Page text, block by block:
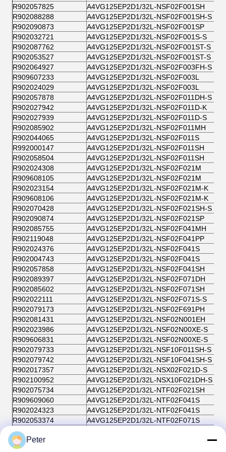
R902057825
A4VG125EP2D1/32L-NSF02F001SH
R902088288
A4VG125EP2D1/32L-NSF02F001SH-S
R902090873
A4VG125EP2D1/32L-NSF02F001SP
R902032721
A4VG125EP2D1/32L-NSF02F001S-S
R902087762
A4VG125EP2D1/32L-NSF02F001ST-S
R902053527
A4VG125EP2D1/32L-NSF02F001ST-S
R902064927
A4VG125EP2D1/32L-NSF02F003FH-S
R909607233
A4VG125EP2D1/32L-NSF02F003L
R902024029
A4VG125EP2D1/32L-NSF02F003L
R902057878
A4VG125EP2D1/32L-NSF02F011DH-S
R902027942
A4VG125EP2D1/32L-NSF02F011D-K
R902027939
A4VG125EP2D1/32L-NSF02F011D-S
R902085902
A4VG125EP2D1/32L-NSF02F011MH
R902044065
A4VG125EP2D1/32L-NSF02F011S
R992000147
A4VG125EP2D1/32L-NSF02F011SH
R902058504
A4VG125EP2D1/32L-NSF02F011SH
R902024308
A4VG125EP2D1/32L-NSF02F021M
R909608105
A4VG125EP2D1/32L-NSF02F021M
R902023154
A4VG125EP2D1/32L-NSF02F021M-K
R909608106
A4VG125EP2D1/32L-NSF02F021M-K
R902070428
A4VG125EP2D1/32L-NSF02F021SH-S
R902090874
A4VG125EP2D1/32L-NSF02F021SP
R902085755
A4VG125EP2D1/32L-NSF02F041MH
R902119048
A4VG125EP2D1/32L-NSF02F041PP
R902024376
A4VG125EP2D1/32L-NSF02F041S
R902004743
A4VG125EP2D1/32L-NSF02F041S
R902057858
A4VG125EP2D1/32L-NSF02F041SH
R902089397
A4VG125EP2D1/32L-NSF02F071DH
R902085602
A4VG125EP2D1/32L-NSF02F071SH
R902022111
A4VG125EP2D1/32L-NSF02F071S-S
R902079173
A4VG125EP2D1/32L-NSF02F691PH
R902081431
A4VG125EP2D1/32L-NSF02N001EH
R902023986
A4VG125EP2D1/32L-NSF02N00XE-S
R909606831
A4VG125EP2D1/32L-NSF02N00XE-S
R902079733
A4VG125EP2D1/32L-NSF10F011SH-S
R902079742
A4VG125EP2D1/32L-NSF10F041SH-S
R902017357
A4VG125EP2D1/32L-NSX02F021D-S
R902100952
A4VG125EP2D1/32L-NSX10F021DH-S
R902075734
A4VG125EP2D1/32L-NTF02F021SH
R909609060
A4VG125EP2D1/32L-NTF02F041S
R902024323
A4VG125EP2D1/32L-NTF02F041S
R902053374
A4VG125EP2D1/32L-NTF02F071S
R902058563
R902104825
R902061761
Peter